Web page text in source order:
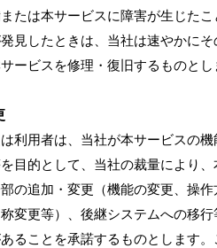
たは本サービスに障害が生じたこ
見したときは、当社は速やかにそ
ービスを修理・復旧するものとし
利用者は、当社が本サービスの機
目的として、当社の裁量により、
の追加・変更（機能の変更、操作
変更等）、後継システムへの移行
ることを承諾するものとします。